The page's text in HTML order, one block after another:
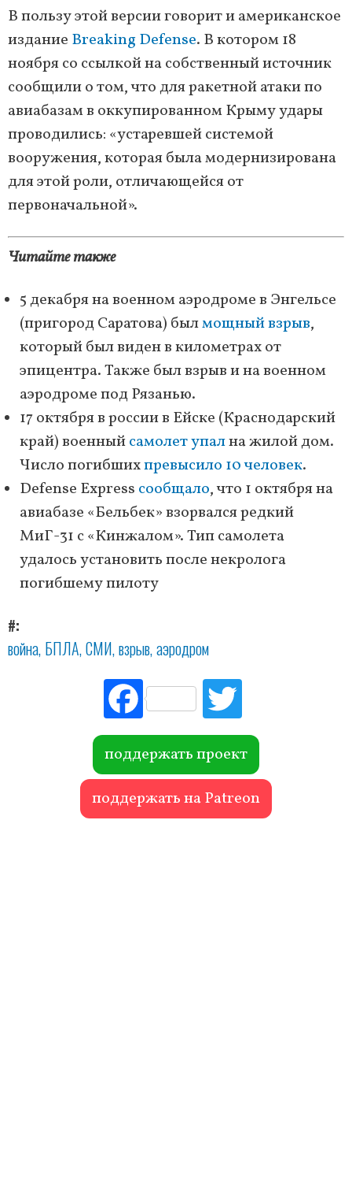
В пользу этой версии говорит и американское
издание Breaking Defense. В котором 18
ноября со ссылкой на собственный источник
сообщили о том, что для ракетной атаки по
авиабазам в оккупированном Крыму удары
проводились: «устаревшей системой
вооружения, которая была модернизирована
для этой роли, отличающейся от
первоначальной».
Читайте также
5 декабря на военном аэродроме в Энгельсе
(пригород Саратова) былмощный взрыв,
который был виден в километрах от
эпицентра. Также был взрыв и на военном
аэродроме под Рязанью.
17 октября в россии в Ейске (Краснодарский
край) военныйсамолет упална жилой дом.
Число погибшихпревысило 10 человек.
Defense Express сообщало, что 1 октября на
авиабазе «Бельбек» взорвался редкий
МиГ-31 с «Кинжалом». Тип самолета
удалось установить после некролога
погибшему пилоту
#
война БПЛА СМИ взрыв аэродром
Fac
ebo
ok r
поддержать проект
поддержать на Patreon